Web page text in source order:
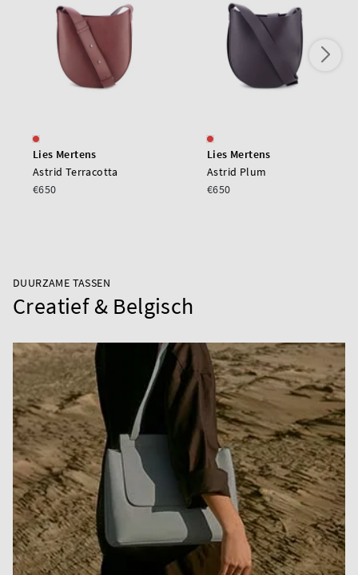
Lies Mertens
Astrid Terracotta
€650
Lies Mertens
Astrid Plum
€650
DUURZAME TASSEN
Creatief & Belgisch